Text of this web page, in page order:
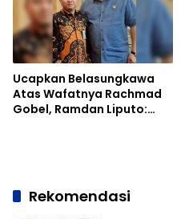
Ucapkan Belasungkawa
Atas Wafatnya Rachmad
Gobel, Ramdan Liputo:
Rekomendasi